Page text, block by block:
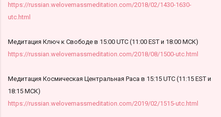
https://russian.welovemassmeditation.com/2018/02/1430-1630-
utc.html
Медитация Ключ к Свободе в 15:00 UTC (11:00 EST и 18:00 МСК)
https://russian.welovemassmeditation.com/2018/08/1500-utc.html
Медитация Космическая Центральная Раса в 15:15 UTC (11:15 EST и
18:15 МСК)
https://russian.welovemassmeditation.com/2019/02/1515-utc.html